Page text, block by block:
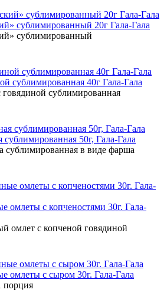
сублимированный 20г Гала-Гала
сублимированный
сублимированная 40г Гала-Гала
говядиной сублимированная
сублимированная 50г, Гала-Гала
сублимированная в виде фарша
омлеты с копченостями 30г. Гала-
омлет с копченой говядиной
омлеты с сыром 30г. Гала-Гала
порция